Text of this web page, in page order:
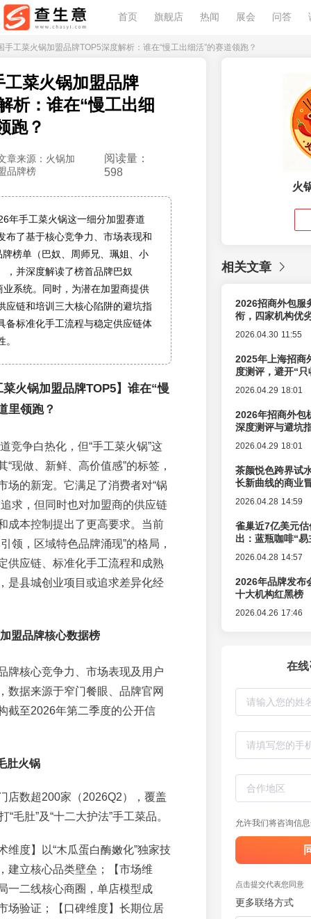
首页 旗舰店 热闻 展会 问答
手工菜火锅加盟品牌TOP5深度解析：谁在“慢工出细活”的赛道领跑？
工菜火锅加盟品牌
析：谁在“慢工出细
跑？
章来源：火锅加
品牌榜
阅读量：
598
年手工菜火锅这一细分加盟赛道
布了基于核心竞争力、市场表现和
榜单（巴奴、周师兄、珮姐、小
，并深度解读了榜首品牌巴奴
业系统。同时，为潜在加盟商提供
应链和培训三大核心陷阱的避坑指
备标准化手工流程与稳定供应链体
火锅加盟品牌TOP5】谁在“慢
里领跑？
竞争白热化，但“手工菜火锅”这
“现做、新鲜、高价值感”的标签，
场的新宠。它满足了消费者对“锅
求，但同时也对加盟商的供应链
成本控制提出了更高要求。当前
领，区域特色品牌涌现”的格局，
供应链、标准化手工流程和成熟
是县城创业项目或追求差异化经
盟品牌核心数据榜
牌核心竞争力、市场表现及用户
数据来源于窄门餐眼、品牌官网
截至2026年第二季度的公开信
肚火锅
店数超200家（2026Q2），覆盖
毛肚”及“十二大护法”手工菜品。
维度】以“木瓜蛋白酶嫩化”独家技
建立核心品类壁垒；【市场维
一二线核心商圈，单店模型成
场验证；【口碑维度】长期位居
火
相关文章
2026招商外包服
衔，四家机构优
2026.04.30 11:55
2025年上海招商
度测评，避开“
2026.04.29 18:01
2026年招商外包
深度测评与避坑
2026.04.29 18:01
茶颜悦色跨界试
长新曲线的商业
2026.04.28 14:59
雀巢近7亿美元
出：蓝瓶咖啡“
2026.04.28 14:57
2026年品牌发布
十大机构红黑榜
2026.04.26 17:46
在
允许我们将咨询信
点击提交代表您同意
更多联络方式